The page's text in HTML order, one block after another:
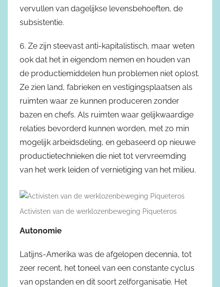
vervullen van dagelijkse levensbehoeften, de
subsistentie.
6. Ze zijn steevast anti-kapitalistisch, maar weten
ook dat het in eigendom nemen en houden van
de productiemiddelen hun problemen niet oplost.
Ze zien land, fabrieken en vestigingsplaatsen als
ruimten waar ze kunnen produceren zonder
bazen en chefs. Als ruimten waar gelijkwaardige
relaties bevorderd kunnen worden, met zo min
mogelijk arbeidsdeling, en gebaseerd op nieuwe
productietechnieken die niet tot vervreemding
van het werk leiden of vernietiging van het milieu.
Activisten van de werklozenbeweging Piqueteros
Autonomie
Latijns-Amerika was de afgelopen decennia, tot
zeer recent, het toneel van een constante cyclus
van opstanden en dit soort zelforganisatie. Het